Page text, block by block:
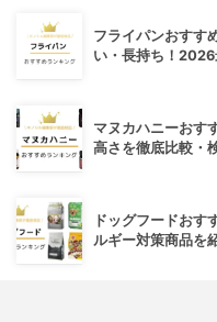
フライパンおすす
い・長持ち！2026
マヌカハニーおす
高さを徹底比較・
ドッグフードおす
ルギー対策商品を